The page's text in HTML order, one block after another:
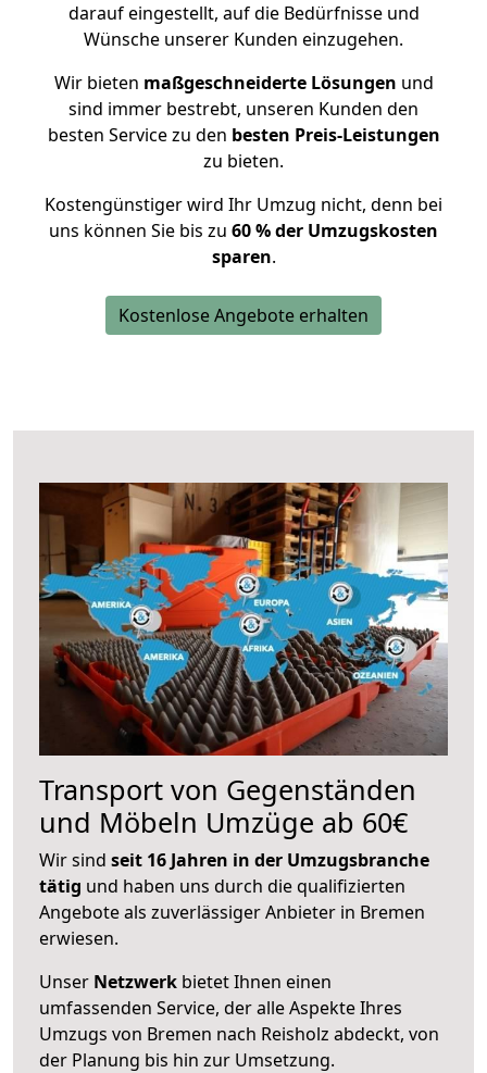
darauf eingestellt, auf die Bedürfnisse und
Wünsche unserer Kunden einzugehen.
Wir bieten maßgeschneiderte Lösungen und
sind immer bestrebt, unseren Kunden den
besten Service zu den besten Preis-Leistungen
zu bieten.
Kostengünstiger wird Ihr Umzug nicht, denn bei
uns können Sie bis zu 60 % der Umzugskosten
sparen.
Kostenlose Angebote erhalten
Transport von Gegenständen
und Möbeln Umzüge ab 60€
Wir sind seit 16 Jahren in der Umzugsbranche
tätig und haben uns durch die qualifizierten
Angebote als zuverlässiger Anbieter in Bremen
erwiesen.
Unser Netzwerk bietet Ihnen einen
umfassenden Service, der alle Aspekte Ihres
Umzugs von Bremen nach Reisholz abdeckt, von
der Planung bis hin zur Umsetzung.